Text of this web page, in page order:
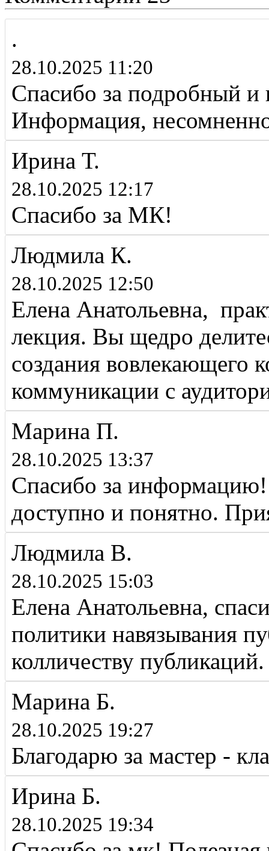
.
28.10.2025 11:20
Спасибо за подробный и
Информация,
Ирина Т.
28.10.2025 12:17
Спасибо за МК!
Людмила К.
28.10.2025 12:50
Елена Анатольевна,
лекция. Вы щедро
создания вовлекающего
коммуникации с
Марина П.
28.10.2025 13:37
Спасибо за информацию!
доступно и понятно.
Людмила В.
28.10.2025 15:03
Елена Анатольевна,
политики навязывания
колличеству публикаций.
Марина Б.
28.10.2025 19:27
Благодарю за мастер -
Ирина Б.
28.10.2025 19:34